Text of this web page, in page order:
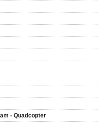
- Quadcopter